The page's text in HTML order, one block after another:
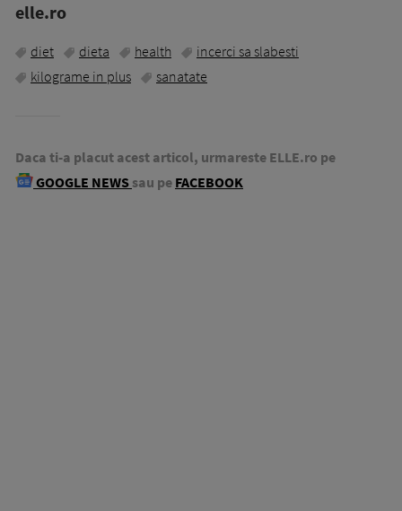
elle.ro
diet dieta health
incerci sa slabesti
kilograme in plus
sanatate
Daca ti-a placut acest articol, urmareste ELLE.ro pe
GOOGLE NEWS sau pe FACEBOOK